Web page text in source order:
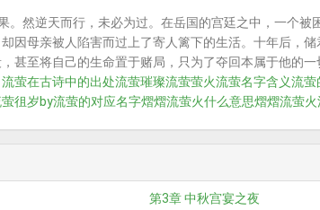
。然逆天而行，未必为过。在岳国的宫廷之中，一个
因母亲被人陷害而过上了寄人篱下的生活。十年后，
甚至将自己的生命置于赌局，只为了夺回本属于他的
流萤在古诗中的出处流萤璀璨流萤萤火流萤名字含义流萤
徂岁by流萤的对应名字熠熠流萤火什么意思熠熠流萤火
第3章 中秋宫宴之夜